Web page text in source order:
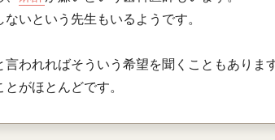
ないという先生もいるようです。
われればそういう希望を聞くこともありま
がほとんどです。